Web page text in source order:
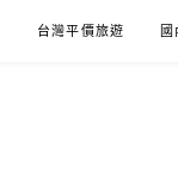
台灣平價旅遊